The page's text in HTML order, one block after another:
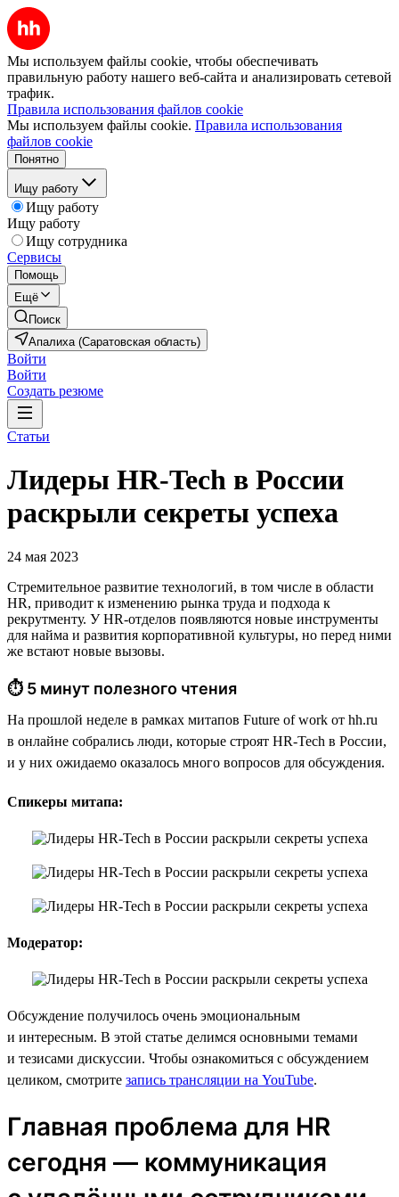
Мы используем файлы cookie, чтобы обеспечивать
правильную работу нашего веб-сайта и анализировать сетевой
трафик.
Правила использования файлов cookie
Мы используем файлы cookie. Правила использования
файлов cookie
Понятно
Ищу работу
Ищу работу
Ищу работу
Ищу сотрудника
Сервисы
Помощь
Ещё
Поиск
Апалиха (Саратовская область)
Войти
Войти
Создать резюме
Статьи
Лидеры HR-Tech в России
раскрыли секреты успеха
24 мая 2023
Стремительное развитие технологий, в том числе в области
HR, приводит к изменению рынка труда и подхода к
рекрутменту. У HR-отделов появляются новые инструменты
для найма и развития корпоративной культуры, но перед ними
же встают новые вызовы.
⏱ 5 минут полезного чтения
На прошлой неделе в рамках митапов Future of work от hh.ru
в онлайне собрались люди, которые строят HR-Tech в России,
и у них ожидаемо оказалось много вопросов для обсуждения.
Спикеры митапа:
Модератор:
Обсуждение получилось очень эмоциональным
и интересным. В этой статье делимся основными темами
и тезисами дискуссии. Чтобы ознакомиться с обсуждением
целиком, смотрите запись трансляции на YouTube.
Главная проблема для HR
сегодня — коммуникация